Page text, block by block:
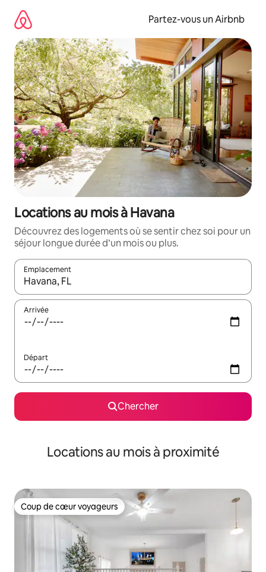
directement
contenu
Partez-vous un Airbnb
Locations au mois à Havana
Découvrez des logements où se sentir chez soi pour un
séjour longue durée d’un mois ou plus.
Emplacement
Quand les résultats sont affichés, parcourez-les en utilisant
Arrivée
Départ
Chercher
Locations au mois à proximité
Coup de cœur voyageurs
Coup de cœur voyageurs